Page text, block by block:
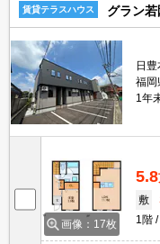
賃貸テラスハウス グラン若
日
福岡
1年
画像：17枚
5.8
敷
1階